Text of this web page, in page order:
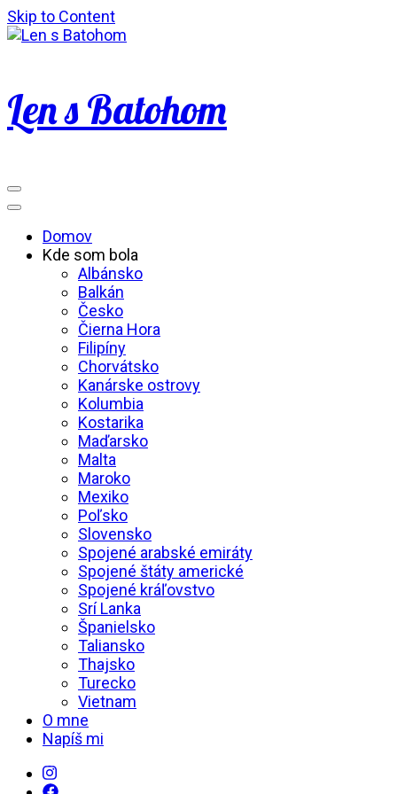
Skip to Content
Len s Batohom
Domov
Kde som bola
Albánsko
Balkán
Česko
Čierna Hora
Filipíny
Chorvátsko
Kanárske ostrovy
Kolumbia
Kostarika
Maďarsko
Malta
Maroko
Mexiko
Poľsko
Slovensko
Spojené arabské emiráty
Spojené štáty americké
Spojené kráľovstvo
Srí Lanka
Španielsko
Taliansko
Thajsko
Turecko
Vietnam
O mne
Napíš mi